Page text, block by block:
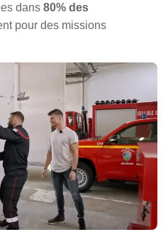
dans 80% des
pour des missions